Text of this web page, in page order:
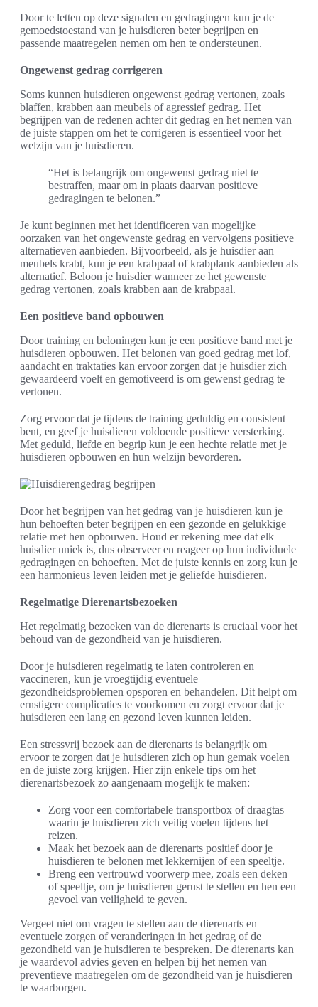
Door te letten op deze signalen en gedragingen kun je de
gemoedstoestand van je huisdieren beter begrijpen en
passende maatregelen nemen om hen te ondersteunen.
Ongewenst gedrag corrigeren
Soms kunnen huisdieren ongewenst gedrag vertonen, zoals
blaffen, krabben aan meubels of agressief gedrag. Het
begrijpen van de redenen achter dit gedrag en het nemen van
de juiste stappen om het te corrigeren is essentieel voor het
welzijn van je huisdieren.
“Het is belangrijk om ongewenst gedrag niet te
bestraffen, maar om in plaats daarvan positieve
gedragingen te belonen.”
Je kunt beginnen met het identificeren van mogelijke
oorzaken van het ongewenste gedrag en vervolgens positieve
alternatieven aanbieden. Bijvoorbeeld, als je huisdier aan
meubels krabt, kun je een krabpaal of krabplank aanbieden als
alternatief. Beloon je huisdier wanneer ze het gewenste
gedrag vertonen, zoals krabben aan de krabpaal.
Een positieve band opbouwen
Door training en beloningen kun je een positieve band met je
huisdieren opbouwen. Het belonen van goed gedrag met lof,
aandacht en traktaties kan ervoor zorgen dat je huisdier zich
gewaardeerd voelt en gemotiveerd is om gewenst gedrag te
vertonen.
Zorg ervoor dat je tijdens de training geduldig en consistent
bent, en geef je huisdieren voldoende positieve versterking.
Met geduld, liefde en begrip kun je een hechte relatie met je
huisdieren opbouwen en hun welzijn bevorderen.
Door het begrijpen van het gedrag van je huisdieren kun je
hun behoeften beter begrijpen en een gezonde en gelukkige
relatie met hen opbouwen. Houd er rekening mee dat elk
huisdier uniek is, dus observeer en reageer op hun individuele
gedragingen en behoeften. Met de juiste kennis en zorg kun je
een harmonieus leven leiden met je geliefde huisdieren.
Regelmatige Dierenartsbezoeken
Het regelmatig bezoeken van de dierenarts is cruciaal voor het
behoud van de gezondheid van je huisdieren.
Door je huisdieren regelmatig te laten controleren en
vaccineren, kun je vroegtijdig eventuele
gezondheidsproblemen opsporen en behandelen. Dit helpt om
ernstigere complicaties te voorkomen en zorgt ervoor dat je
huisdieren een lang en gezond leven kunnen leiden.
Een stressvrij bezoek aan de dierenarts is belangrijk om
ervoor te zorgen dat je huisdieren zich op hun gemak voelen
en de juiste zorg krijgen. Hier zijn enkele tips om het
dierenartsbezoek zo aangenaam mogelijk te maken:
Zorg voor een comfortabele transportbox of draagtas
waarin je huisdieren zich veilig voelen tijdens het
reizen.
Maak het bezoek aan de dierenarts positief door je
huisdieren te belonen met lekkernijen of een speeltje.
Breng een vertrouwd voorwerp mee, zoals een deken
of speeltje, om je huisdieren gerust te stellen en hen een
gevoel van veiligheid te geven.
Vergeet niet om vragen te stellen aan de dierenarts en
eventuele zorgen of veranderingen in het gedrag of de
gezondheid van je huisdieren te bespreken. De dierenarts kan
je waardevol advies geven en helpen bij het nemen van
preventieve maatregelen om de gezondheid van je huisdieren
te waarborgen.